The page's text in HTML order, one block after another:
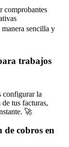
comprobantes
sencilla y
trabajos
configurar la
tus facturas,
🚀
cobros en